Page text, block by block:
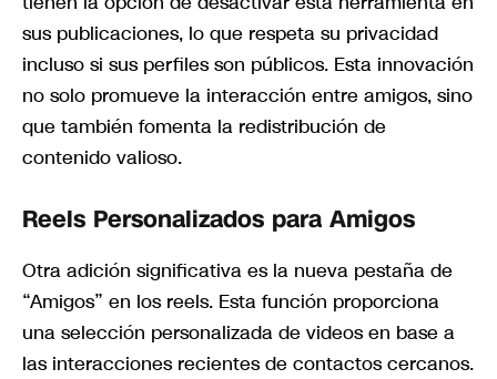
sus publicaciones, lo que respeta su privacidad
incluso si sus perfiles son públicos. Esta innovación
no solo promueve la interacción entre amigos, sino
que también fomenta la redistribución de
contenido valioso.
Reels Personalizados para Amigos
Otra adición significativa es la nueva pestaña de
“Amigos” en los reels. Esta función proporciona
una selección personalizada de videos en base a
las interacciones recientes de contactos cercanos.